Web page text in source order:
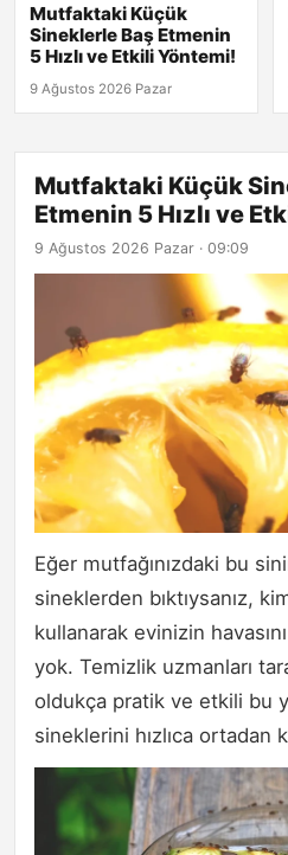
Mutfaktaki Küçük
Sineklerle Baş Etmenin
5 Hızlı ve Etkili Yöntemi!
9 Ağustos 2026 Pazar
Mutfaktaki Küçük
Etmenin 5 Hızlı ve
9 Ağustos 2026 Pazar · 09:09
Eğer mutfağınızdaki bu
sineklerden bıktıysanız,
kullanarak evinizin
yok. Temizlik uzmanları
oldukça pratik ve etkili bu
sineklerini hızlıca ortadan